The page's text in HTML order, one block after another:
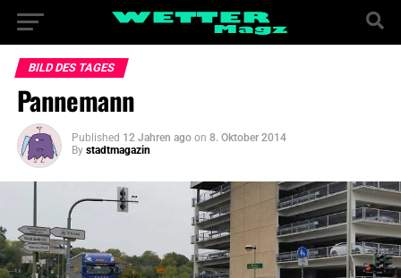
BILD DES TAGES
Pannemann
Published 12 Jahren ago on 8. Oktober 2014
By stadtmagazin